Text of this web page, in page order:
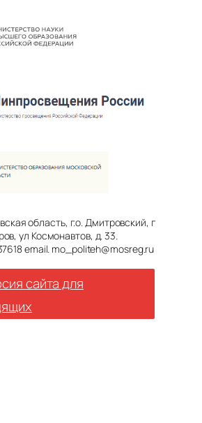
область, г.о. Дмитровский, г
ул Космонавтов, д. 33.
email. mo_politeh@mosreg.ru
сайта для